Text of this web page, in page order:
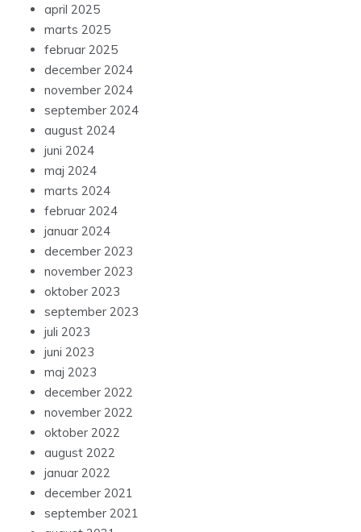
april 2025
marts 2025
februar 2025
december 2024
november 2024
september 2024
august 2024
juni 2024
maj 2024
marts 2024
februar 2024
januar 2024
december 2023
november 2023
oktober 2023
september 2023
juli 2023
juni 2023
maj 2023
december 2022
november 2022
oktober 2022
august 2022
januar 2022
december 2021
september 2021